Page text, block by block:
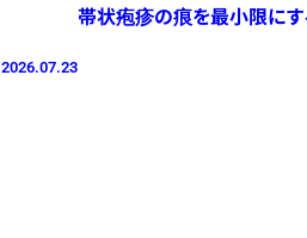
2026.07.23
帯状疱疹の痕を最小限にす